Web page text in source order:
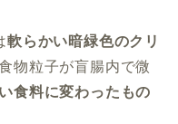
軟らかい暗緑色のクリ
物粒子が盲腸内で微
食料に変わったもの